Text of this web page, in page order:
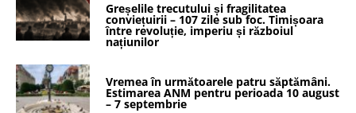
Greșelile trecutului și fragilitatea
conviețuirii – 107 zile sub foc. Timișoara
între revoluție, imperiu și războiul
națiunilor
Vremea în următoarele patru săptămâni.
Estimarea ANM pentru perioada 10 august
– 7 septembrie